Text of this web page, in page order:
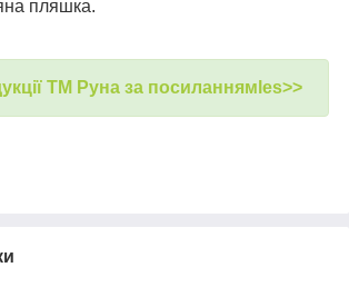
пляшка.
ТМ Руна за посиланнямles>>